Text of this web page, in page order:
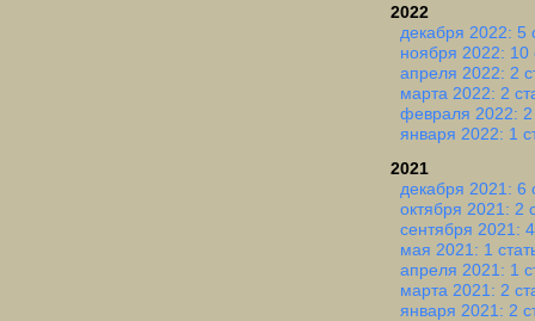
2022
декабря 2022: 5
ноября 2022: 10
апреля 2022: 2
марта 2022: 2
февраля 2022: 2
января 2022: 1
2021
декабря 2021: 6
октября 2021: 2
сентября 2021:
мая 2021: 1
апреля 2021: 1
марта 2021: 2
января 2021: 2